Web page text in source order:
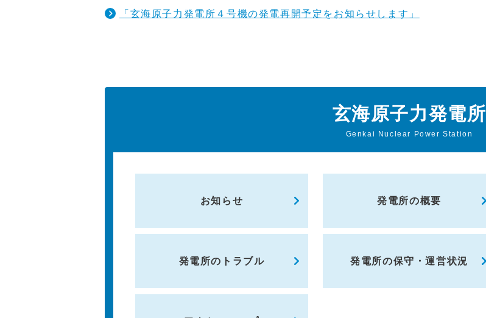
「玄海原子力発電所４号機の発電再開予定をお知らせします」
玄海原子力発電所
Genkai Nuclear Power Station
お知らせ 発電所の概要
発電所のトラブル 発電所の保守・運営状況